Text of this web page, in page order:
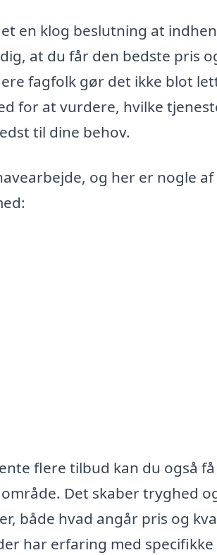
en klog beslutning at
at du får den bedste pris
fagfolk gør det ikke blot
for at vurdere, hvilke
til dine behov.
og her er nogle af
flere tilbud kan du også
Det skaber tryghed
både hvad angår pris og
har erfaring med specifikke